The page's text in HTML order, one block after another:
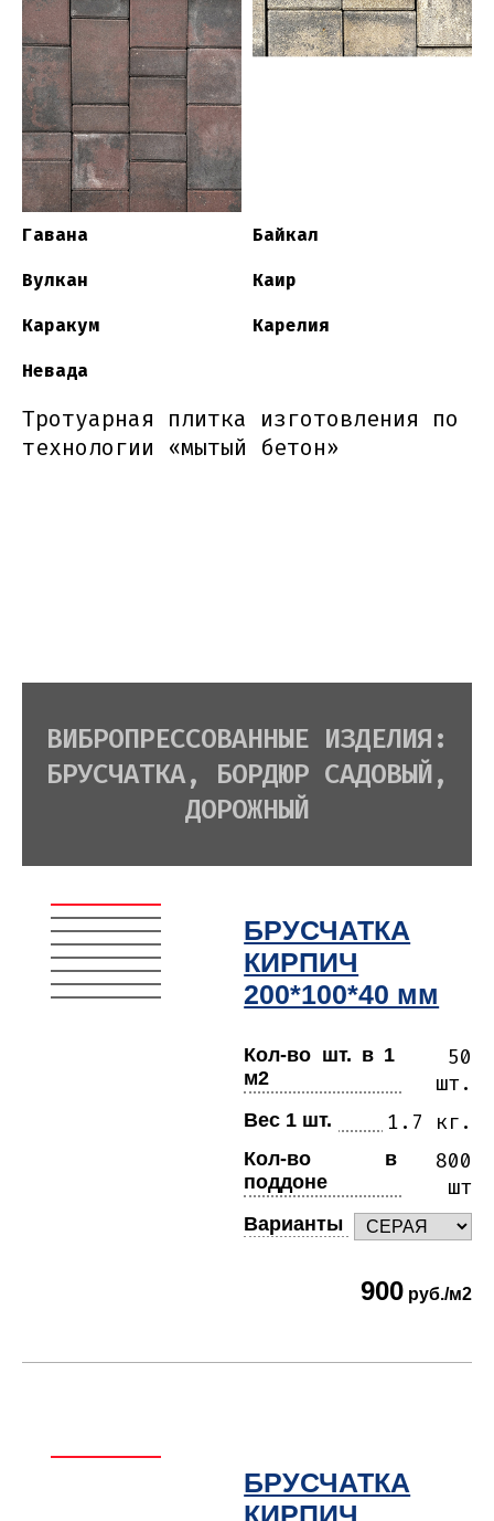
Гавана
Байкал
Вулкан
Каир
Каракум
Карелия
Невада
Тротуарная плитка изготовления по
технологии «мытый бетон»
ВИБРОПРЕССОВАННЫЕ ИЗДЕЛИЯ:
БРУСЧАТКА, БОРДЮР САДОВЫЙ,
ДОРОЖНЫЙ
БРУСЧАТКА
КИРПИЧ
200*100*40 мм
Кол-во шт. в 1
м2
50
шт.
Вес 1 шт. 1.7 кг.
Кол-во в
поддоне
800
шт
Варианты
900 руб./м2
БРУСЧАТКА
КИРПИЧ